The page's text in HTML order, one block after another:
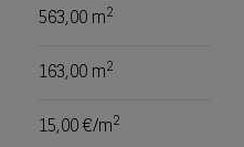
563,00 m2
163,00 m2
15,00 €/m2